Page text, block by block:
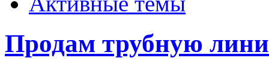
Продам трубную